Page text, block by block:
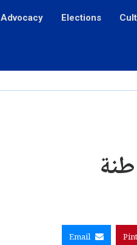
Elections
Advocacy
Email